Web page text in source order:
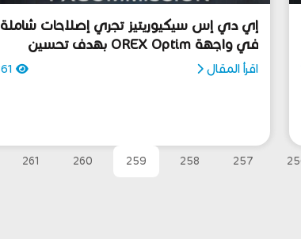
إي دي إس سيكيوريتيز تجري إصلاحات شاملة
في واجهة OREX Optim بهدف تحسين
التداولات متعددة الأصول
اقرأ المقال 1861
257
258
259
260
261